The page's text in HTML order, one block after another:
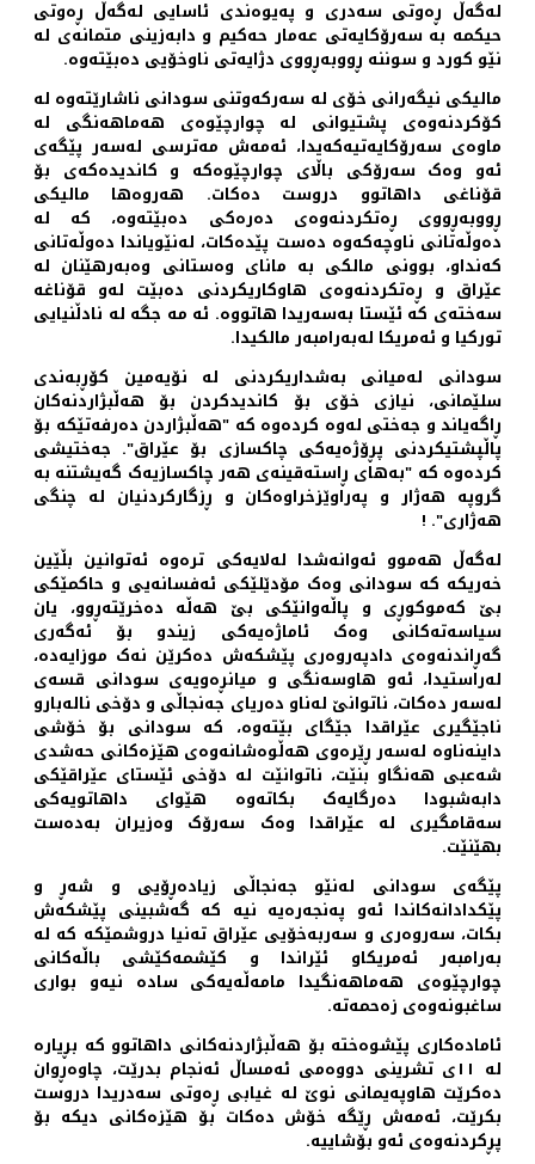
لەگەڵ ڕەوتی سەدری و پەیوەندی ئاسایی لەگەڵ ڕەوتی
حیکمە بە سەرۆکایەتی عەمار حەکیم و دابەزینی متمانەی لە
نێو کورد و سوننە ڕووبەڕووی دژایەتی ناوخۆیی دەبێتەوە.
مالیکی نیگەرانی خۆی لە سەرکەوتنی سودانی ناشارێتەوە لە
کۆکردنەوەی پشتیوانی لە چوارچێوەی هەماهەنگی لە
ماوەی سەرۆکایەتیەکەیدا، ئەمەش مەترسی لەسەر پێگەی
ئەو وەک سەرۆکی باڵای چوارچێوەکە و کاندیدەکەی بۆ
قۆناغی داهاتوو دروست دەکات. هەروەها مالیکی
ڕووبەڕووی ڕەتکردنەوەی دەرەکی دەبێتەوە، کە لە
دەوڵەتانی ناوچەکەوە دەست پێدەکات، لەنێویاندا دەوڵەتانی
کەنداو، بوونی مالکی بە مانای وەستانی وەبەرهێنان لە
عێراق و ڕەتکردنەوەی هاوکاریکردنی دەبێت لەو قۆناغە
سەختەی کە ئێستا بەسەریدا هاتووە. ئه مه جگه له نادڵنیایی
تورکیا و ئەمریکا لەبەرامبەر مالکیدا.
سودانی لەمیانی بەشداریکردنی لە نۆیەمین کۆڕبەندی
سلێمانی، نیازی خۆی بۆ کاندیدکردن بۆ هەڵبژاردنەکان
ڕاگەیاند و جەختی لەوە کردەوە کە "هەڵبژاردن دەرفەتێکە بۆ
پاڵپشتیکردنی پڕۆژەیەکی چاکسازی بۆ عێراق". جەختیشی
کردەوە کە "بەهای ڕاستەقینەی هەر چاکسازیەک گەیشتنە بە
گروپە هەژار و پەراوێزخراوەکان و ڕزگارکردنیان لە چنگی
هەژاری". !
لەگەڵ هەموو ئەوانەشدا لەلایەکی ترەوە ئەتوانین بڵێین
خەریکە کە سودانی وەک مۆدێلێکی ئەفسانەیی و حاکمێکی
بێ کەموکوڕی و پاڵەوانێکی بێ هەڵە دەخرێتەڕوو، یان
سیاسەتەکانی وەک ئاماژەیەکی زیندو بۆ ئەگەری
گەڕاندنەوەی دادپەروەری پێشکەش دەکرێن نەک موزایەدە،
لەراستیدا، ئەو هاوسەنگی و میانڕەویەی سودانی قسەی
لەسەر دەکات، ناتوانێ لەناو دەریای جەنجاڵی و دۆخی نالەبارو
ناجێگیری عێراقدا جێگای بێتەوە، کە سودانی بۆ خۆشی
داینەناوە لەسەر ڕێرەوی هەڵوەشانەوەی هێزەکانی حەشدی
شەعبی هەنگاو بنێت، ناتوانێت لە دۆخی ئێستای عێراقێکی
دابەشبودا دەرگایەک بکاتەوە هێوای داهاتویەکی
سەقامگیری لە عێراقدا وەک سەرۆک وەزیران بەدەست
بهێنێت.
پێگەی سودانی لەنێو جەنجاڵی زیادەڕۆیی و شەڕ و
پێکدادانەکاندا ئەو پەنجەرەیە نیە کە گەشبینی پێشکەش
بکات، سەروەری و سەربەخۆیی عێراق تەنیا دروشمێکە کە لە
بەرامبەر ئەمریکاو ئێراندا و کێشمەکێشی باڵەکانی
چوارچێوەی هەماهەنگیدا مامەڵەیەکی سادە نیەو بواری
ساغبونەوەی زەحمەتە.
ئامادەکاری پێشوەختە بۆ هەڵبژاردنەکانی داهاتوو کە بڕیارە
لە ١١ی تشرینی دووەمی ئەمساڵ ئەنجام بدرێت، چاوەڕوان
دەکرێت هاوپەیمانی نوێ لە غیابی ڕەوتی سەدریدا دروست
بکرێت، ئەمەش ڕێگە خۆش دەکات بۆ هێزەکانی دیکە بۆ
پڕکردنەوەی ئەو بۆشاییە.